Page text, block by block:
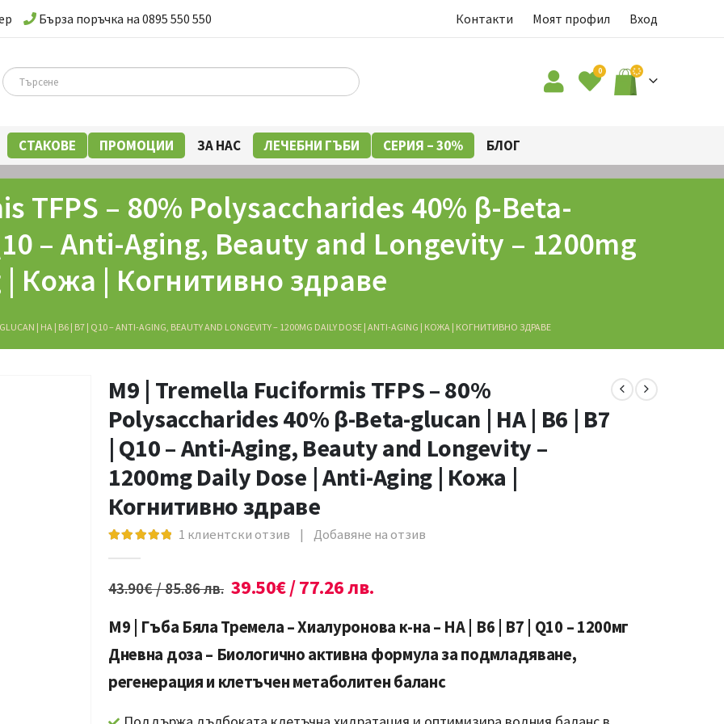
Бърза поръчка на 0895 550 550 Контакти Моят профил Вход
0
СТАКОВЕ ПРОМОЦИИ ЗА НАС ЛЕЧЕБНИ ГЪБИ СЕРИЯ – 30% БЛОГ
TFPS – 80% Polysaccharides 40% β-Beta-
– Anti-Aging, Beauty and Longevity – 1200mg
Кожа | Когнитивно здраве
GLUCAN | HA | В6 | В7 | Q10 – ANTI-AGING, BEAUTY AND LONGEVITY – 1200MG DAILY DOSE | ANTI-AGING | КОЖА | КОГНИТИВНО ЗДРАВЕ
M9 | Tremella Fuciformis TFPS – 80%
Polysaccharides 40% β-Beta-glucan | HA | В6 | В7
| Q10 – Anti-Aging, Beauty and Longevity –
1200mg Daily Dose | Anti-Aging | Кожа |
Когнитивно здраве
1 клиентски отзив | Добавяне на отзив
43.90€/ 85.86 лв. 39.50€/ 77.26 лв.
M9 | Гъба Бяла Тремела – Хиалуронова к-на – HA | В6 | В7 | Q10 – 1200мг
Дневна доза – Биологично активна формула за подмладяване,
регенерация и клетъчен метаболитен баланс